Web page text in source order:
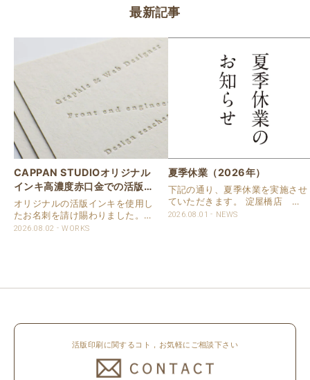
最新記事
CAPPAN STUDIOオリジナル
インキ高濃度赤口金での活版名
刺
オリジナルの活版インキを使用し
たお名刺を請け賜わりました。
用紙は新バフン紙Nのきぬを使用
2026.08.02 WORKS
夏季休業（2026年）
下記の通り、夏季休業を実施させ
ていただきます。 淀屋橋店 通
常営業いたします。 奈良店 8月
2026.08.01 NEWS
活版印刷に関するコト，お気軽にご相談下さい